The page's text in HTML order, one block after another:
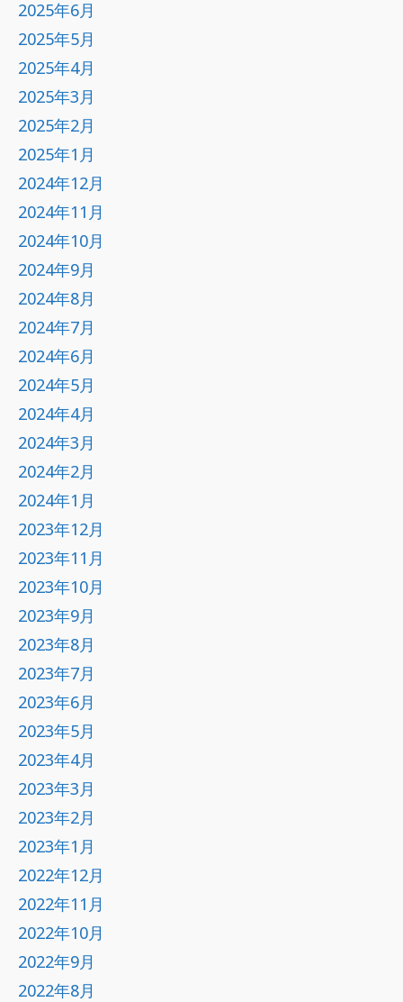
2025年6月
2025年5月
2025年4月
2025年3月
2025年2月
2025年1月
2024年12月
2024年11月
2024年10月
2024年9月
2024年8月
2024年7月
2024年6月
2024年5月
2024年4月
2024年3月
2024年2月
2024年1月
2023年12月
2023年11月
2023年10月
2023年9月
2023年8月
2023年7月
2023年6月
2023年5月
2023年4月
2023年3月
2023年2月
2023年1月
2022年12月
2022年11月
2022年10月
2022年9月
2022年8月